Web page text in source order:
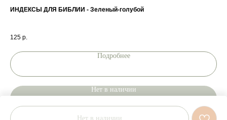
Нет в наличии
ИНДЕКСЫ ДЛЯ БИБЛИИ - Зеленый-голубой
125 р.
Подробнее
Нет в наличии